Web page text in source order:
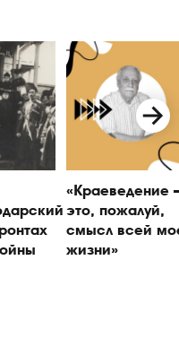
«Краеведение
это, пожалуй,
смысл всей
жизни»